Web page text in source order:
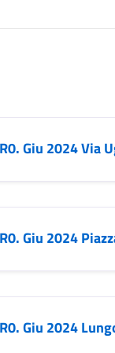
Giu 2024 Via
Giu 2024
Giu 2024